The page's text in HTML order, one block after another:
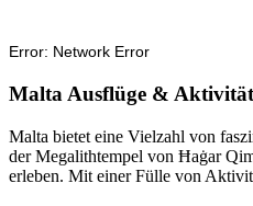
Malta Ausflüge &
Malta bietet eine Vielzahl von
der Megalithtempel von Ħaġar
erleben. Mit einer Fülle von